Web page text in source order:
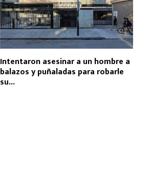
Intentaron asesinar a un hombre a
balazos y puñaladas para robarle
su...